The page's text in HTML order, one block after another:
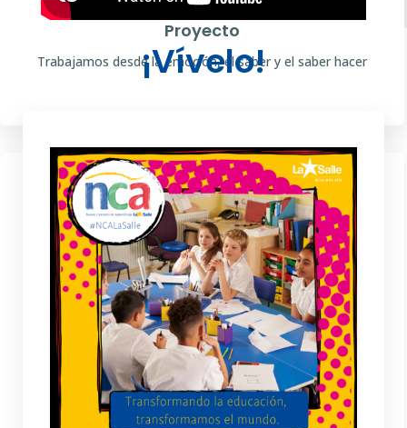
Proyecto
Trabajamos desde la emoción, el saber y el saber hacer
¡Vívelo!